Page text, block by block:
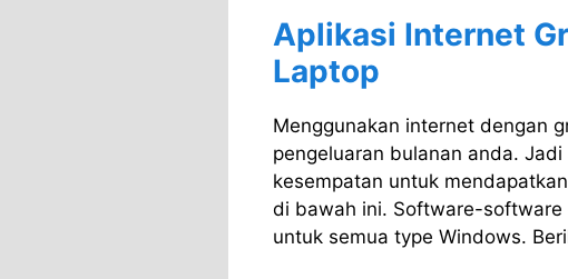
Aplikasi Internet
Laptop
Menggunakan internet dengan
pengeluaran bulanan anda.
kesempatan untuk
di bawah ini. Software-
untuk semua type Windows.